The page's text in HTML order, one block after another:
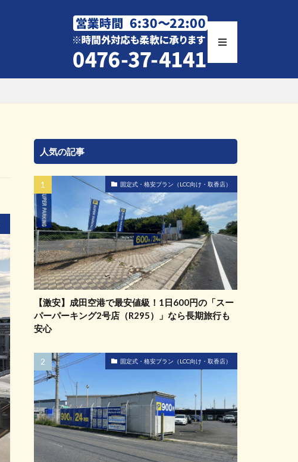
人気の記事
固定式・格安プラン（LCC向け・取香店）
【激安】成田空港で最安値級！1日600円の「スー
パーパーキング2号店（R295）」なら長期旅行も
安心
固定式・格安プラン（LCC向け・取香店）